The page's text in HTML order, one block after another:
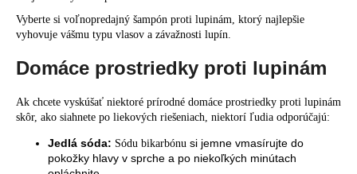
Vyberte si voľnopredajný šampón proti lupinám, ktorý najlepšie
vyhovuje vášmu typu vlasov a závažnosti lupín.
Domáce prostriedky proti lupinám
Ak chcete vyskúšať niektoré prírodné domáce prostriedky proti lupinám
skôr, ako siahnete po liekových riešeniach, niektorí ľudia odporúčajú:
Jedlá sóda: Sódu bikarbónu si jemne vmasírujte do
pokožky hlavy v sprche a po niekoľkých minútach